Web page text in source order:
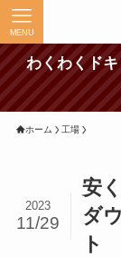
MENU
わくわくド
ホーム 工場
安
ダ
ト
2023
11/29